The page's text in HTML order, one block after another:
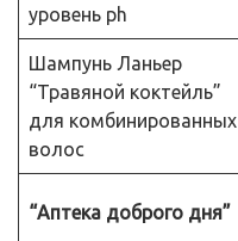
уровень ph
Шампунь Ланьер
“Травяной коктейль”
для комбинированных
волос
“Аптека доброго дня”